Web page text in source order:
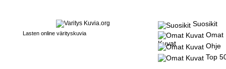
Lasten online värityskuvia
Suosikit
Omat
Kuvat
Ohje
Top